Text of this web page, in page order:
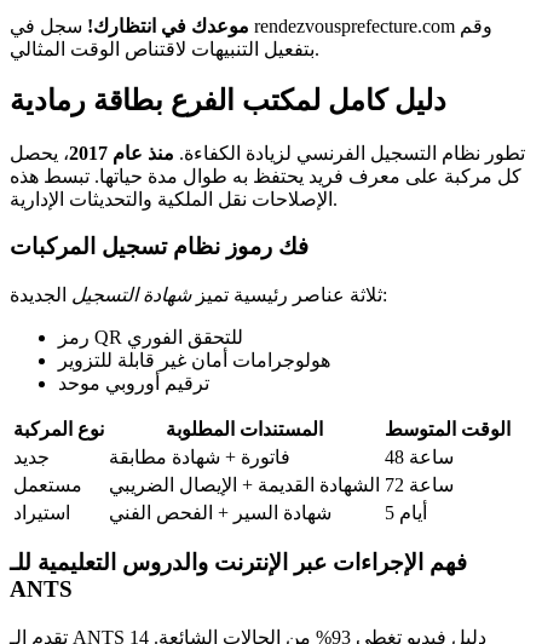
موعدك في انتظارك! سجل في rendezvousprefecture.com وقم
بتفعيل التنبيهات لاقتناص الوقت المثالي.
دليل كامل لمكتب الفرع بطاقة رمادية
تطور نظام التسجيل الفرنسي لزيادة الكفاءة. منذ عام 2017
، يحصل
كل مركبة على معرف فريد يحتفظ به طوال مدة حياتها. تبسط هذه
الإصلاحات نقل الملكية والتحديثات الإدارية.
فك رموز نظام تسجيل المركبات
ثلاثة عناصر رئيسية تميزشهادة التسجيل الجديدة:
رمز QR للتحقق الفوري
هولوجرامات أمان غير قابلة للتزوير
ترقيم أوروبي موحد
نوع المركبة المستندات المطلوبة
الوقت المتوسط
جديد
فاتورة + شهادة مطابقة
48 ساعة
مستعمل
الشهادة القديمة + الإيصال الضريبي
72 ساعة
استيراد
شهادة السير + الفحص الفني 5 أيام
فهم الإجراءات عبر الإنترنت والدروس التعليمية للـ
ANTS
تقدم الـ ANTS 14 دليل فيديو تغطي 93% من الحالات الشائعة.